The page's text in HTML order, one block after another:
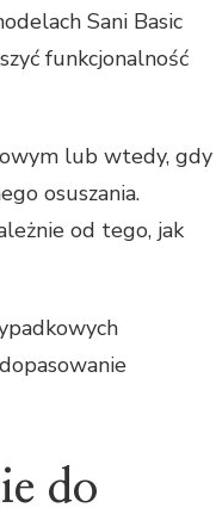
Sani Basic
funkcjonalność
lub wtedy, gdy
osuszania.
od tego, jak
do